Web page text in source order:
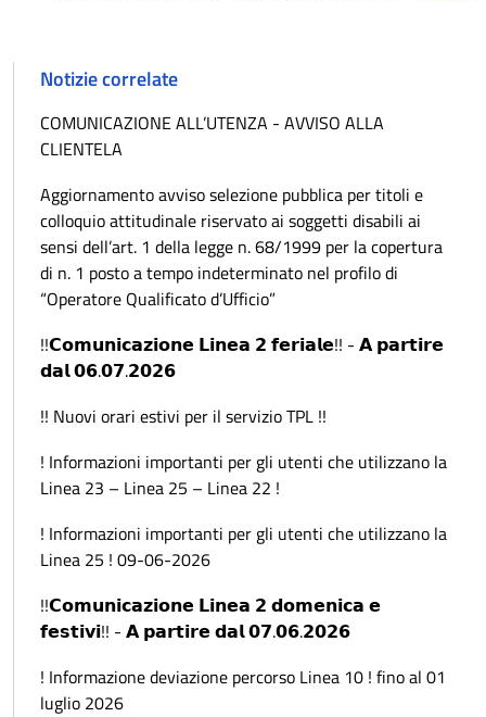
Notizie correlate
COMUNICAZIONE ALL’UTENZA - AVVISO ALLA
CLIENTELA
Aggiornamento avviso selezione pubblica per titoli e
colloquio attitudinale riservato ai soggetti disabili ai
sensi dell’art. 1 della legge n. 68/1999 per la copertura
di n. 1 posto a tempo indeterminato nel profilo di
“Operatore Qualificato d’Ufficio”
!!𝗖𝗼𝗺𝘂𝗻𝗶𝗰𝗮𝘇𝗶𝗼𝗻𝗲 𝗟𝗶𝗻𝗲𝗮 𝟮 𝗳𝗲𝗿𝗶𝗮𝗹𝗲!! - 𝗔 𝗽𝗮𝗿𝘁𝗶𝗿𝗲
𝗱𝗮𝗹 𝟬𝟲.𝟬𝟳.𝟮𝟬𝟮𝟲
!! Nuovi orari estivi per il servizio TPL !!
! Informazioni importanti per gli utenti che utilizzano la
Linea 23 – Linea 25 – Linea 22 !
! Informazioni importanti per gli utenti che utilizzano la
Linea 25 ! 09-06-2026
!!𝗖𝗼𝗺𝘂𝗻𝗶𝗰𝗮𝘇𝗶𝗼𝗻𝗲 𝗟𝗶𝗻𝗲𝗮 𝟮 𝗱𝗼𝗺𝗲𝗻𝗶𝗰𝗮 𝗲
𝗳𝗲𝘀𝘁𝗶𝘃𝗶!! - 𝗔 𝗽𝗮𝗿𝘁𝗶𝗿𝗲 𝗱𝗮𝗹 𝟬𝟳.𝟬𝟲.𝟮𝟬𝟮𝟲
! Informazione deviazione percorso Linea 10 ! fino al 01
luglio 2026